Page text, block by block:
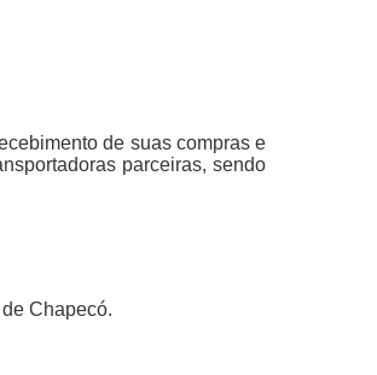
de suas compras e
parceiras, sendo
Chapecó.